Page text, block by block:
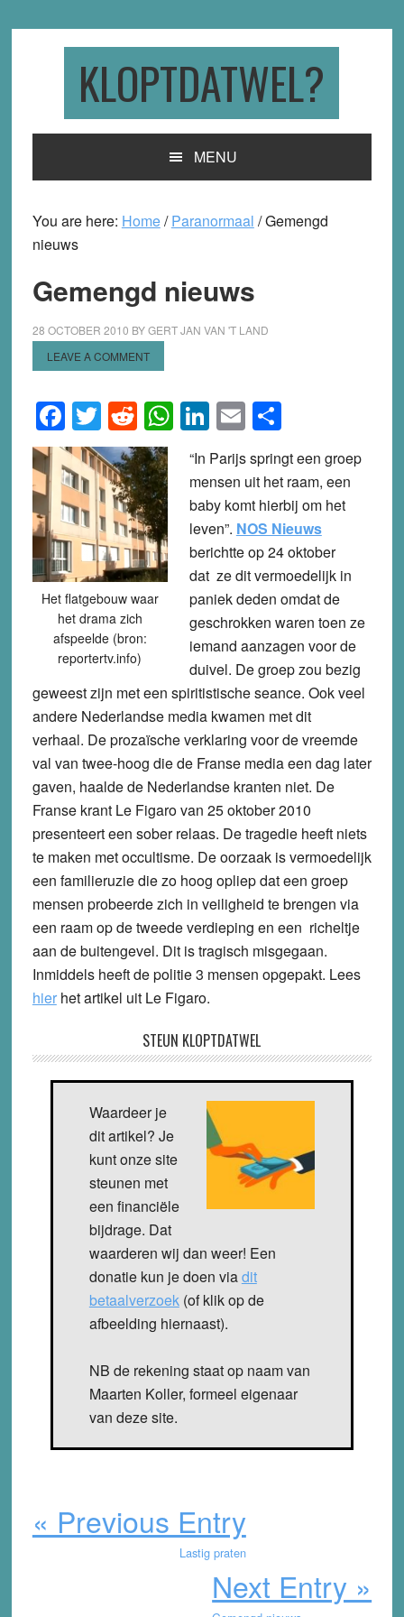
KLOPTDATWEL?
MENU
You are here: Home/ Paranormaal /Gemengd
nieuws
Gemengd nieuws
28 OCTOBER 2010 BYGERT JAN VAN 'T LAND
LEAVE A COMMENT
Facebook
Twitter
Reddit
WhatsApp
LinkedIn
EmailShare
Het flatgebouw waar
het drama zich
afspeelde (bron:
reportertv.info)
“In Parijs springt een groep
mensen uit het raam, een
baby komt hierbij om het
leven”. NOS Nieuws
berichtte op 24 oktober
dat ze dit vermoedelijk in
paniek deden omdat de
geschrokken waren toen ze
iemand aanzagen voor de
duivel. De groep zou bezig
geweest zijn met een spiritistische seance. Ook veel
andere Nederlandse media kwamen met dit
verhaal. De prozaïsche verklaring voor de vreemde
val van twee-hoog die de Franse media een dag later
gaven, haalde de Nederlandse kranten niet. De
Franse krant Le Figaro van 25 oktober 2010
presenteert een sober relaas. De tragedie heeft niets
te maken met occultisme. De oorzaak is vermoedelijk
een familieruzie die zo hoog opliep dat een groep
mensen probeerde zich in veiligheid te brengen via
een raam op de tweede verdieping en een richeltje
aan de buitengevel. Dit is tragisch misgegaan.
Inmiddels heeft de politie 3 mensen opgepakt. Lees
hierhet artikel uit Le Figaro.
STEUN KLOPTDATWEL
Waardeer je
dit artikel? Je
kunt onze site
steunen met
een financiële
bijdrage. Dat
waarderen wij dan weer! Een
donatie kun je doen viadit
betaalverzoek(of klik op de
afbeelding hiernaast).
NB de rekening staat op naam van
Maarten Koller, formeel eigenaar
van deze site.
« Previous Entry
Lastig praten
Next Entry »